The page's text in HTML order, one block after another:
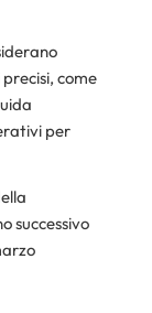
come
per
successivo